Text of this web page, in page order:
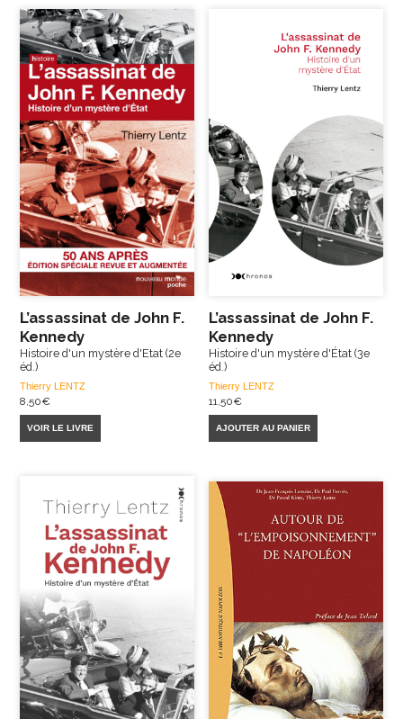
L’assassinat de John F.
Kennedy
Histoire d'un mystère d'Etat (2e
éd.)
Thierry LENTZ
8,50€
VOIR LE LIVRE
L’assassinat de John F.
Kennedy
Histoire d'un mystère d'État (3e
éd.)
Thierry LENTZ
11,50€
AJOUTER AU PANIER